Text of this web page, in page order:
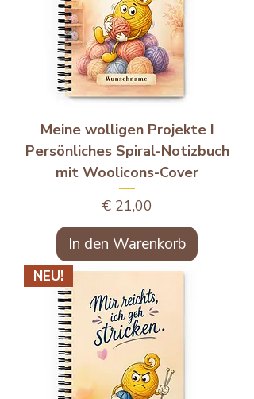
Meine wolligen Projekte I
Persönliches Spiral-Notizbuch
mit Woolicons-Cover
Preis
€ 21,00
In den Warenkorb
NEU!